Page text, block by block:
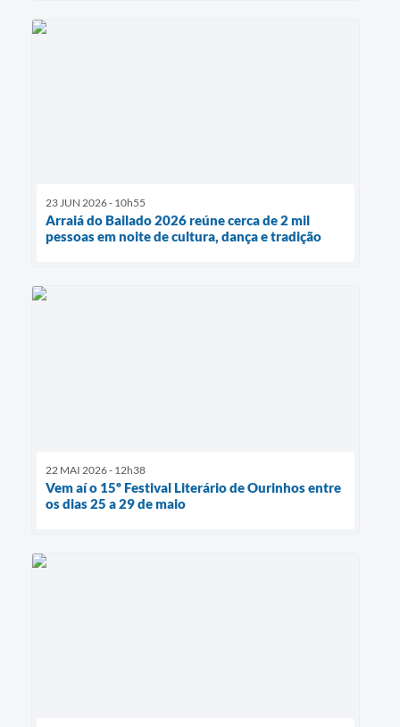
23 JUN 2026 - 10h55
Arraiá do Bailado 2026 reúne cerca de 2 mil
pessoas em noite de cultura, dança e tradição
22 MAI 2026 - 12h38
Vem aí o 15º Festival Literário de Ourinhos entre
os dias 25 a 29 de maio